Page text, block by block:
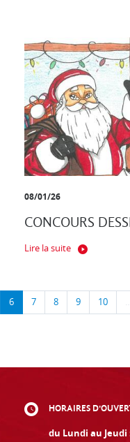
08/01/26
CONCOURS
Lire la suite
6 7 8 9 10
HORAIRES
du Lundi au Jeudi